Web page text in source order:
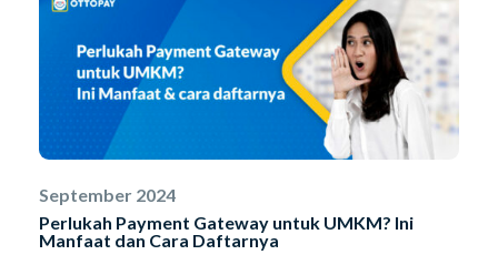
September 2024
Perlukah Payment Gateway untuk UMKM? Ini
Manfaat dan Cara Daftarnya